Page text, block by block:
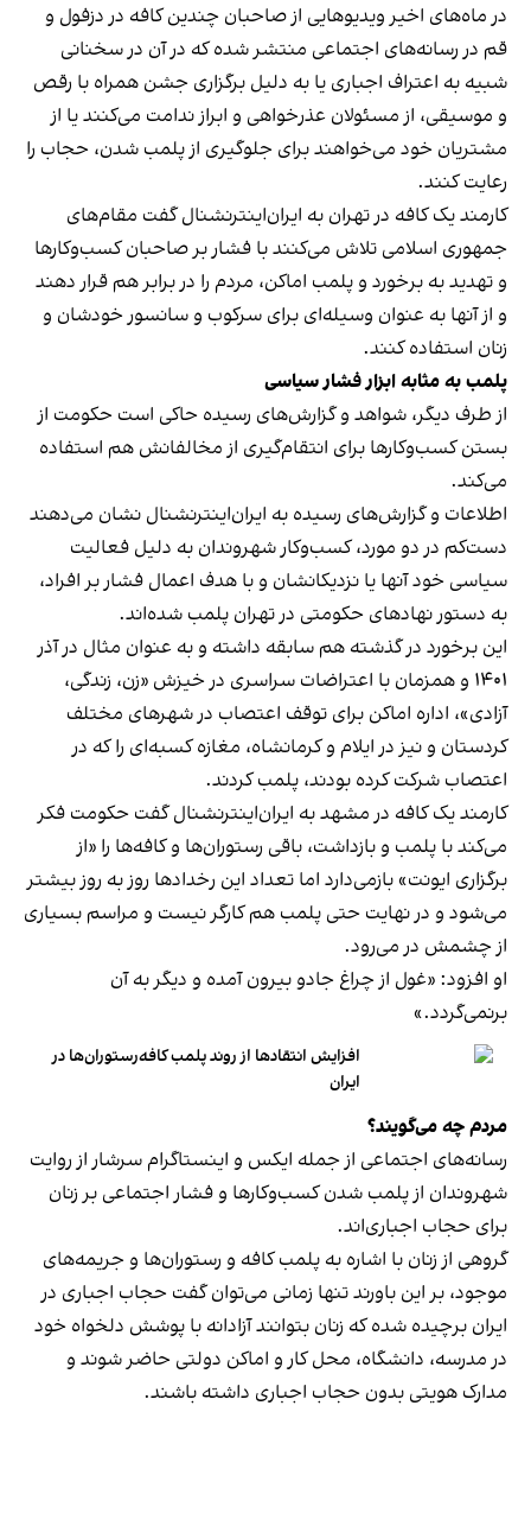
در ماه‌های اخیر ویدیوهایی از صاحبان چندین کافه در دزفول و
قم در رسانه‌های اجتماعی منتشر شده که در آن در سخنانی
شبیه به اعتراف اجباری یا به دلیل برگزاری جشن همراه با رقص
و موسیقی، از مسئولان عذرخواهی و ابراز ندامت می‌کنند یا از
مشتریان خود می‌خواهند برای جلوگیری از پلمب شدن، حجاب را
رعایت کنند.
کارمند یک کافه در تهران به ایران‌اینترنشنال گفت مقام‌های
جمهوری اسلامی تلاش می‌کنند با فشار بر صاحبان کسب‌وکارها
و تهدید به برخورد و پلمب اماکن، مردم را در برابر هم قرار دهند
و از آنها به عنوان وسیله‌ای برای سرکوب و سانسور خودشان و
زنان استفاده کنند.
پلمب به مثابه ابزار فشار سیاسی
از طرف دیگر، شواهد و گزارش‌های رسیده حاکی است حکومت از
بستن کسب‌وکارها برای انتقام‌گیری از مخالفانش هم استفاده
می‌کند.
اطلاعات و گزارش‌های رسیده به ایران‌اینترنشنال نشان می‌دهند
دست‌کم در دو مورد، کسب‌وکار شهروندان به دلیل فعالیت
سیاسی خود آنها یا نزدیکانشان و با هدف اعمال فشار بر افراد،
به دستور نهادهای حکومتی در تهران پلمب شده‌اند.
این برخورد در گذشته هم سابقه داشته و به عنوان مثال در آذر
۱۴۰۱ و همزمان با اعتراضات سراسری در خیزش «زن، زندگی،
آزادی»، اداره اماکن برای توقف اعتصاب در شهرهای مختلف
کردستان و نیز در ایلام و کرمانشاه، مغازه کسبه‌ای را که در
اعتصاب شرکت کرده بودند، پلمب کردند.
کارمند یک کافه در مشهد به ایران‌اینترنشنال گفت حکومت فکر
می‌کند با پلمب و بازداشت، باقی رستوران‌ها و کافه‌ها را «از
برگزاری ایونت» بازمی‌دارد اما تعداد این رخدادها روز به روز بیشتر
می‌شود و در نهایت حتی پلمب هم کارگر نیست و مراسم بسیاری
از چشمش در می‌رود.
او افزود: «غول از چراغ جادو بیرون آمده و دیگر به آن
برنمی‎‌گردد.»
افزایش انتقادها از روند پلمب کافه‌رستوران‌ها در
ایران
مردم چه می‌گویند؟
رسانه‎‌های اجتماعی از جمله ایکس و اینستاگرام سرشار از روایت
شهروندان از پلمب شدن کسب‌وکارها و فشار اجتماعی بر زنان
برای حجاب اجباری‌اند.
گروهی از زنان با اشاره به پلمب کافه و رستوران‌ها و جریمه‌های
موجود، بر این باورند تنها زمانی می‌توان گفت حجاب اجباری در
ایران برچیده شده که زنان بتوانند آزادانه با پوشش دلخواه خود
در مدرسه، دانشگاه، محل کار و اماکن دولتی حاضر شوند و
مدارک هویتی بدون حجاب اجباری داشته باشند.